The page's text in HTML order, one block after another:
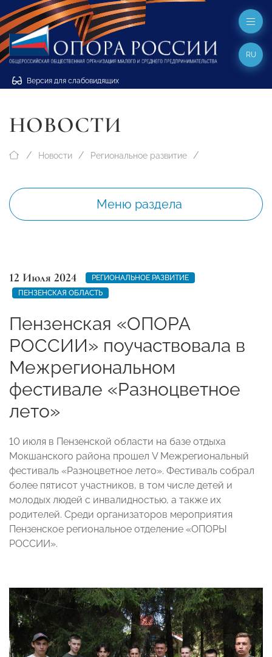
Версия для слабовидящих
RU
НОВОСТИ
Новости Региональное развитие
Меню раздела
12 Июля 2024
РЕГИОНАЛЬНОЕ РАЗВИТИЕ
ПЕНЗЕНСКАЯ ОБЛАСТЬ
Пензенская «ОПОРА
РОССИИ» поучаствовала в
Межрегиональном
фестивале «Разноцветное
лето»
10 июля в Пензенской области на базе отдыха
Мокшанского района прошел V Межрегиональный
фестиваль «Разноцветное лето». Фестиваль собрал
более пятисот участников, в том числе детей и
молодых людей с инвалидностью, а также их
родителей. Среди организаторов мероприятия
Пензенское региональное отделение «ОПОРЫ
РОССИИ».